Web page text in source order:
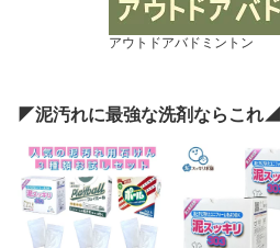
アウトドアバドミントン
◤泥汚れに最強な洗剤ならこれ◢